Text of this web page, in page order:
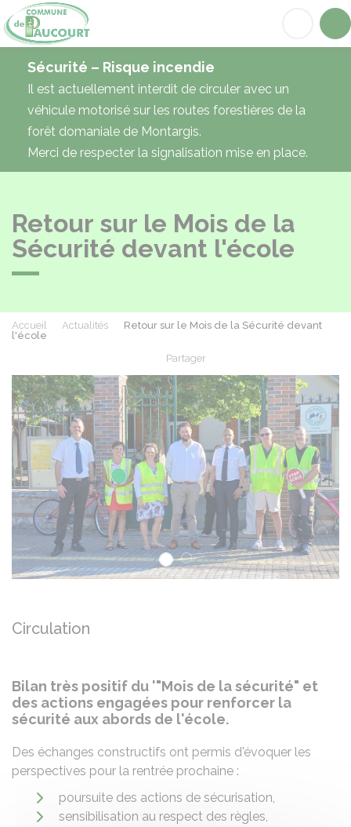
Sécurité – Risque incendie
Il est actuellement interdit de circuler avec un
véhicule motorisé sur les routes forestières de la
forêt domaniale de Montargis.
Merci de respecter la signalisation mise en place.
Retour sur le Mois de la
Sécurité devant l'école
Accueil Actualités
Retour sur le Mois de la Sécurité devant
l'école
Partager
Précédent
Circulation
Bilan très positif du '"Mois de la sécurité" et
des actions engagées pour renforcer la
sécurité aux abords de l'école.
Des échanges constructifs ont permis d'évoquer les
perspectives pour la rentrée prochaine :
poursuite des actions de sécurisation,
sensibilisation au respect des règles,